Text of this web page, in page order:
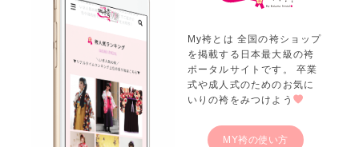
My袴とは 全国の袴ショップ
を掲載する日本最大級の袴
ポータルサイトです。 卒業
式や成人式のためのお気に
いりの袴をみつけよう
MY袴の使い方